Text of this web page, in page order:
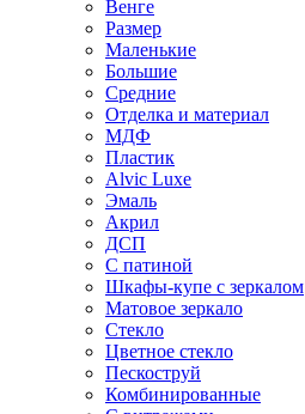
Венге
Размер
Маленькие
Большие
Средние
Отделка и материал
МДФ
Пластик
Alvic Luxe
Эмаль
Акрил
ДСП
С патиной
Шкафы-купе с зеркалом
Матовое зеркало
Стекло
Цветное стекло
Пескоструй
Комбинированные